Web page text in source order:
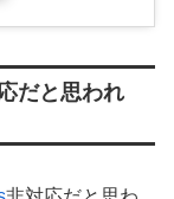
だと思われ